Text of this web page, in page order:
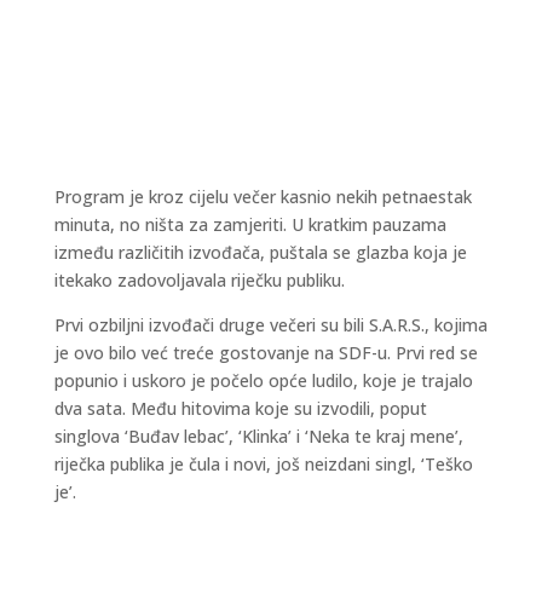
Program je kroz cijelu večer kasnio nekih petnaestak
minuta, no ništa za zamjeriti. U kratkim pauzama
između različitih izvođača, puštala se glazba koja je
itekako zadovoljavala riječku publiku.
Prvi ozbiljni izvođači druge večeri su bili S.A.R.S., kojima
je ovo bilo već treće gostovanje na SDF-u. Prvi red se
popunio i uskoro je počelo opće ludilo, koje je trajalo
dva sata. Među hitovima koje su izvodili, poput
singlova ‘Buđav lebac’, ‘Klinka’ i ‘Neka te kraj mene’,
riječka publika je čula i novi, još neizdani singl, ‘Teško
je’.